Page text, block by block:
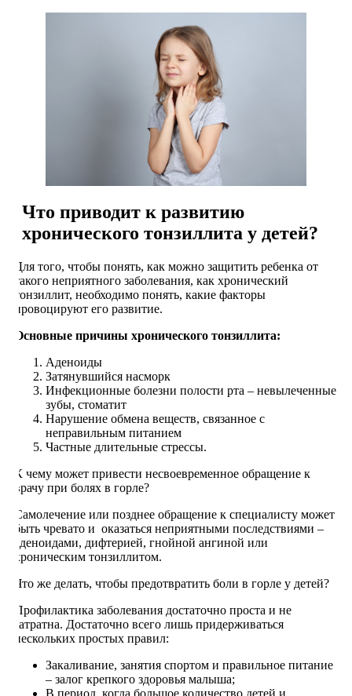
Что приводит к развитию
хронического тонзиллита у детей?
Для того, чтобы понять, как можно защитить ребенка от
такого неприятного заболевания, как хронический
тонзиллит, необходимо понять, какие факторы
провоцируют его развитие.
Основные причины хронического тонзиллита:
Аденоиды
Затянувшийся насморк
Инфекционные болезни полости рта – невылеченные
зубы, стоматит
Нарушение обмена веществ, связанное с
неправильным питанием
Частные длительные стрессы.
К чему может привести несвоевременное обращение к
врачу при болях в горле?
Самолечение или позднее обращение к специалисту может
быть чревато и оказаться неприятными последствиями –
аденоидами, дифтерией, гнойной ангиной или
хроническим тонзиллитом.
Что же делать, чтобы предотвратить боли в горле у детей?
Профилактика заболевания достаточно проста и не
затратна. Достаточно всего лишь придерживаться
нескольких простых правил:
Закаливание, занятия спортом и правильное питание
– залог крепкого здоровья малыша;